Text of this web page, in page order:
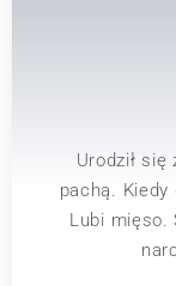
Urodził się
pachą. Kiedy
Lubi mięso.